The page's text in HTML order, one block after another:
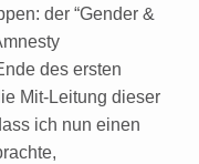
der “Gender &
des ersten
Mit-Leitung dieser
ich nun einen